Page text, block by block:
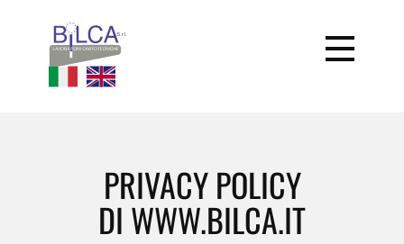
PRIVACY POLICY
DI WWW.BILCA.IT